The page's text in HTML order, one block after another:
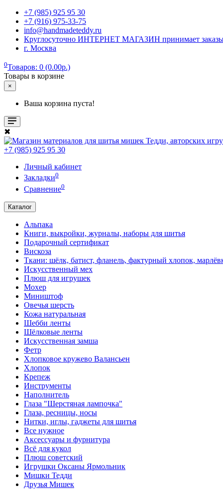
+7 (985) 925 95 30
+7 (916) 975-33-75
info@handmadeteddy.ru
Круглосуточно ИНТЕРНЕТ МАГАЗИН принимает заказы.
г. Москва
0Товаров: 0 (0.00р.)
Товары в корзине
×
Ваша корзина пуста!
✖
+7 (985) 925 95 30
Личный кабинет
Закладки0
Сравнение0
Каталог
Альпака
Книги, выкройки, журналы, наборы для шитья
Подарочный сертификат
Вискоза
Ткани: шёлк, батист, фланель, фактурный хлопок,
Искусственный мех
Плюш для игрушек
Мохер
Миништоф
Овечья шерсть
Кожа натуральная
Шебби ленты
Шёлковые ленты
Искусственная замша
Фетр
Хлопковое кружево Валансьен
Хлопок
Крепеж
Инструменты
Наполнитель
Глаза "Шерстяная лампочка"
Глаза, ресницы, носы
Нитки, иглы, гаджеты для шитья
Все нужное
Аксессуары и фурнитура
Всё для кукол
Плюш советский
Игрушки Оксаны Ярмольник
Мишки Тедди
Друзья Мишек